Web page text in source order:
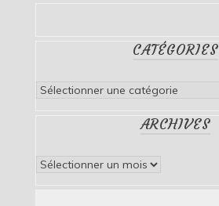
CATÉGORIES
Catégories
ARCHIVES
Archives